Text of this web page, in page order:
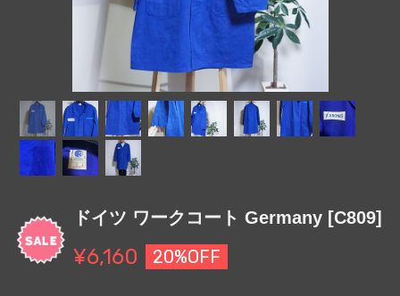
ドイツ ワークコート Germany [C809]
¥6,160 20%OFF